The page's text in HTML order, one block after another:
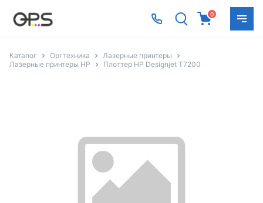
0
Каталог Оргтехника
Лазерные принтеры
Лазерные принтеры HP
Плоттер HP Designjet T7200